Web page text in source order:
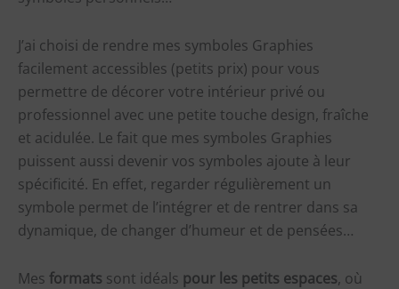
J’ai choisi de rendre mes symboles Graphies
facilement accessibles (petits prix) pour vous
permettre de décorer votre intérieur privé ou
professionnel avec une petite touche design, fraîche
et acidulée. Le fait que mes symboles Graphies
puissent aussi devenir vos symboles ajoute à leur
spécificité. En effet, regarder régulièrement un
symbole permet de l’intégrer et de rentrer dans sa
dynamique, de changer d’humeur et de pensées…
Mes formats sont idéals pour les petits espaces, où